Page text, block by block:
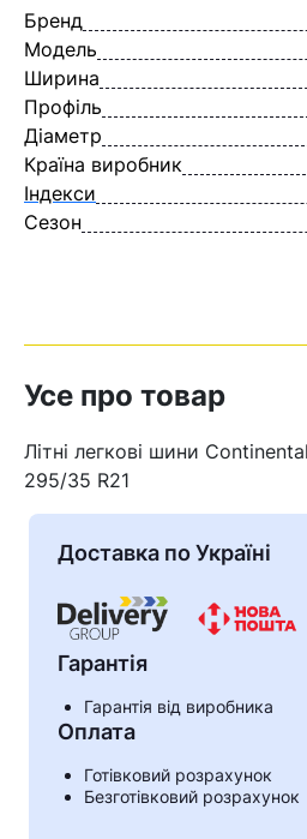
Кошик
У кошику немає
Бренд
Модель
Ширина
Профіль
Діаметр
Країна виробник
Індекси
Сезон
Усе про товар
Літні легкові шини
295/35 R21
Доставка по Україні
Гарантія
Гарантія від виробника
Оплата
Готівковий розрахунок
Безготівковий розрахунок